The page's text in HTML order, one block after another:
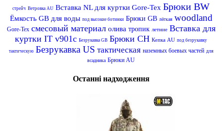
стрейч Ветровка AU Вставка NL для куртки Gore-Tex Брюки BW
Ёмкость GB для воды под высокие ботинки Брюки GB лёгкая woodland
Gore-Tex смесовый материал олива тропик летние Вставка для
куртки IT v901c Безрукавка GB Брюки CH Кепка AU под безрукавку
тактическую Безрукавка US тактическая наземных боевых частей для
всадника Брюки AU
Останні надходження